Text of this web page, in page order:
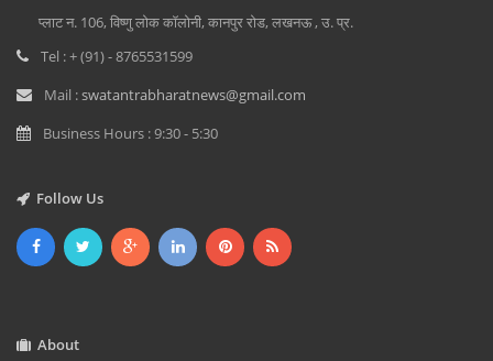
प्लाट न. 106, विष्णु लोक कॉलोनी, कानपुर रोड, लखनऊ , उ. प्र.
Tel : + (91) - 8765531599
Mail :swatantrabharatnews@gmail.com
Business Hours : 9:30 - 5:30
Follow Us
About